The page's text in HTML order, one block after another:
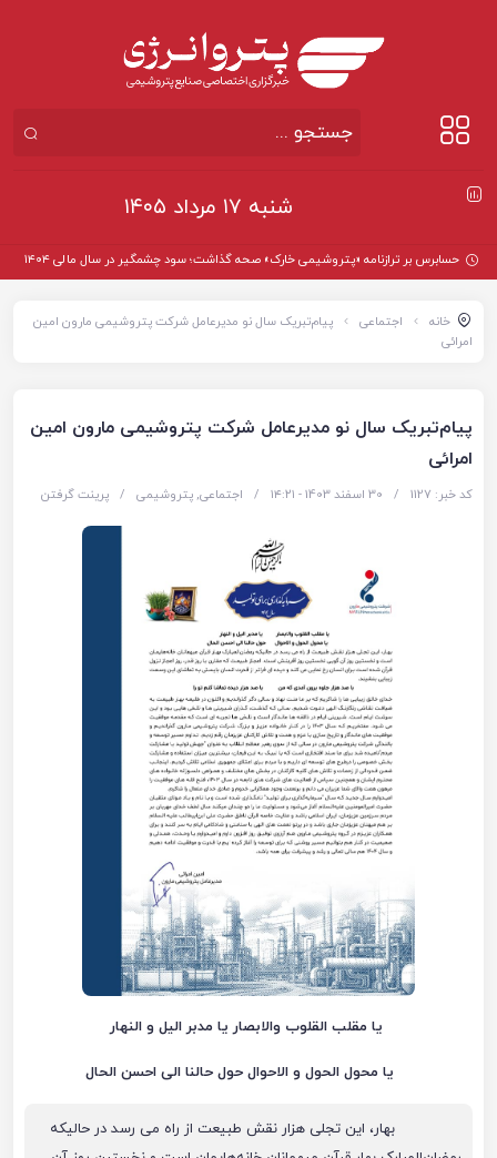
شنبه ۱۷ مرداد ۱۴۰۵
حسابرس بر ترازنامه «پتروشیمی خارک» صحه گذاشت؛ سود چشمگیر در سال مالی ۱۴۰۴
خانه اجتماعی
پیام‌تبریک سال نو مدیرعامل شرکت پتروشیمی مارون امین
امرائی
پیام‌تبریک سال نو مدیرعامل شرکت پتروشیمی مارون امین
امرائی
کد خبر: 1127 / 30 اسفند 1403 - ۱۴:۲۱ / اجتماعی, پتروشیمی / پرینت گرفتن
یا مقلب القلوب والابصار یا مدبر الیل و النهار
یا محول الحول و الاحوال حول حالنا الی احسن الحال
بهار، این تجلی هزار نقش طبیعت از راه می رسد در حالیکه